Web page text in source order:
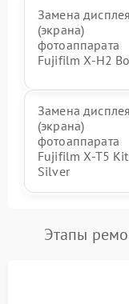
Замена дисплея
(экрана)
фотоаппарата
Fujifilm X-H2
Замена дисплея
(экрана)
фотоаппарата
Fujifilm X-T5
Silver
Этапы